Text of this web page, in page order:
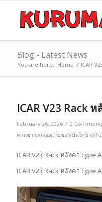
Blog - Latest News
You are here: Home / ICAR
ICAR V23 Rack
February 26, 2026 / 0
คานขวาง/กล่องเก็บของ/บันไดข้าง/
ICAR V23 Rack หลังคา Type A
ICAR V23 Rack หลังคา Type A